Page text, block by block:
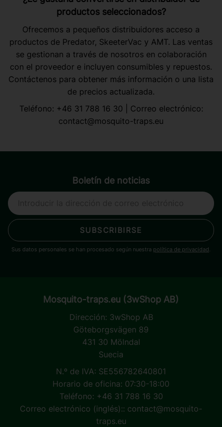
productos seleccionados?
Ofrecemos a pequeños distribuidores acceso a
productos de Predator, SkeeterVac y AMT. Las ventas
se gestionan a través de nosotros en colaboración
con el proveedor e incluyen consumibles y repuestos.
Contáctenos para obtener más información o una lista
de precios actualizada.
Teléfono: +46 31 788 16 30 | Correo electrónico:
contact@mosquito-traps.eu
Boletín de noticias
SUBSCRIBIRSE
Sus datos personales se han procesado según nuestra política de privacidad.
Mosquito-traps.eu (3wShop AB)
Dirección: 3wShop AB
Göteborgsvägen 89
431 30 Mölndal
Suecia
N.º de IVA: SE556782640801
Horario de oficina: 07:30-18:00
Teléfono: +46 31 788 16 30
Correo electrónico (inglés):: contact@mosquito-
traps.eu